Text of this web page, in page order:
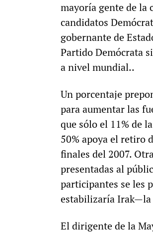
mayoría gente de la
candidatos
gobernante de
Partido Demócrata
a nivel mundial..
Un porcentaje
para aumentar las
que sólo el 11% de
50% apoya el retiro
finales del 2007.
presentadas al
participantes se les
estabilizaría Irak—la
El dirigente de la